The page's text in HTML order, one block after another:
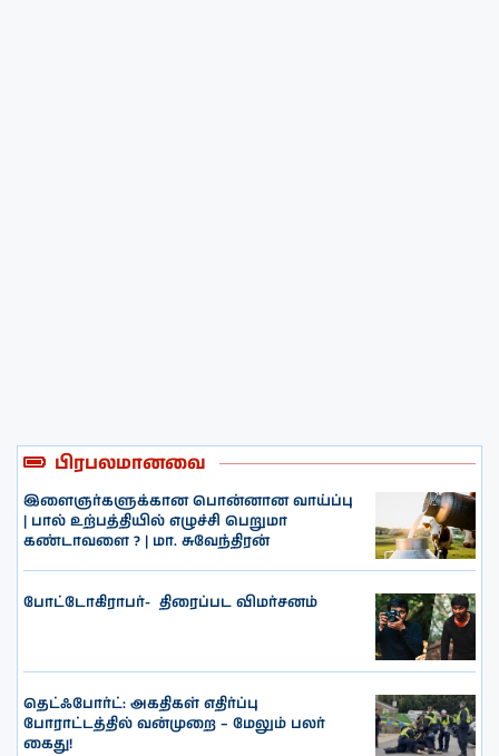
பிரபலமானவை
இளைஞர்களுக்கான பொன்னான வாய்ப்பு
| பால் உற்பத்தியில் எழுச்சி பெறுமா
கண்டாவளை ? | மா. சுவேந்திரன்
போட்டோகிராபர்- ‌ திரைப்பட விமர்சனம்
தெட்ஃபோர்ட்: அகதிகள் எதிர்ப்பு
போராட்டத்தில் வன்முறை – மேலும் பலர்
கைது!